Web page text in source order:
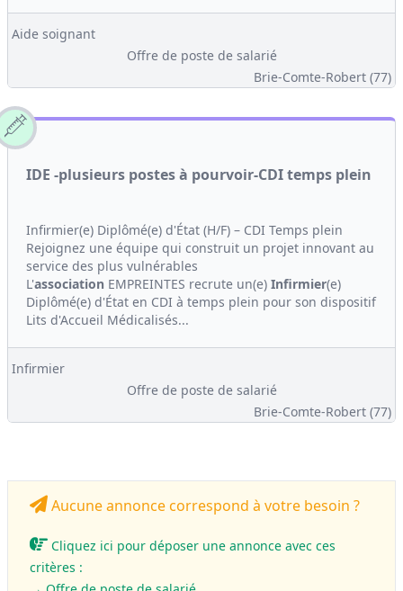
Aide soignant
Offre de poste de salarié
Brie-Comte-Robert (77)
IDE -plusieurs postes à pourvoir-CDI temps plein
Infirmier(e) Diplômé(e) d'État (H/F) – CDI Temps plein
Rejoignez une équipe qui construit un projet innovant au
service des plus vulnérables
L'association EMPREINTES recrute un(e) Infirmier(e)
Diplômé(e) d'État en CDI à temps plein pour son dispositif
Lits d'Accueil Médicalisés...
Infirmier
Offre de poste de salarié
Brie-Comte-Robert (77)
Aucune annonce correspond à votre besoin ?
Cliquez ici pour déposer une annonce avec ces
critères :